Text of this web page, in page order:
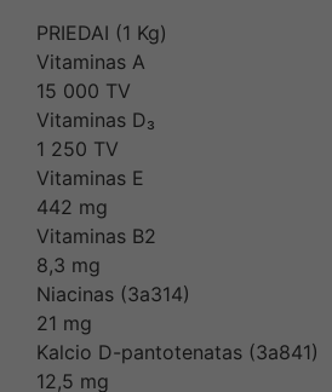
PRIEDAI (1 Kg)
Vitaminas A
15 000 TV
Vitaminas D₃
1 250 TV
Vitaminas E
442 mg
Vitaminas B2
8,3 mg
Niacinas (3a314)
21 mg
Kalcio D-pantotenatas (3a841)
12,5 mg